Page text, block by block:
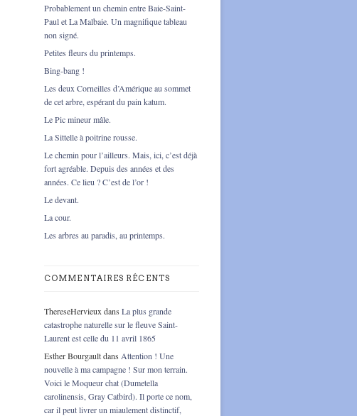
Probablement un chemin entre Baie-Saint-
Paul et La Malbaie. Un magnifique tableau
non signé.
Petites fleurs du printemps.
Bing-bang !
Les deux Corneilles d’Amérique au sommet
de cet arbre, espérant du pain katum.
Le Pic mineur mâle.
La Sittelle à poitrine rousse.
Le chemin pour l’ailleurs. Mais, ici, c’est déjà
fort agréable. Depuis des années et des
années. Ce lieu ? C’est de l’or !
Le devant.
La cour.
Les arbres au paradis, au printemps.
COMMENTAIRES RÉCENTS
ThereseHervieux dans La plus grande
catastrophe naturelle sur le fleuve Saint-
Laurent est celle du 11 avril 1865
Esther Bourgaultdans Attention ! Une
nouvelle à ma campagne ! Sur mon terrain.
Voici le Moqueur chat (Dumetella
carolinensis, Gray Catbird). Il porte ce nom,
car il peut livrer un miaulement distinctif,